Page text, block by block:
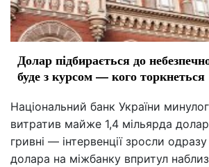
Долар підбирається до
буде з курсом — кого торкнеться
Національний банк України
витратив майже 1,4 мільярда
гривні — інтервенції зросли
долара на міжбанку впритул